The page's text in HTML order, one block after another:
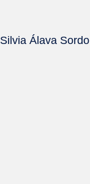
Silvia Álava Sordo